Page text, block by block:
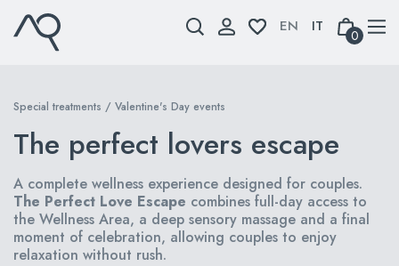
content
0
Special treatments / Valentine's Day events
The perfect lovers escape
A complete wellness experience designed for couples.
The Perfect Love Escape combines full-day access to
the Wellness Area, a deep sensory massage and a final
moment of celebration, allowing couples to enjoy
relaxation without rush.